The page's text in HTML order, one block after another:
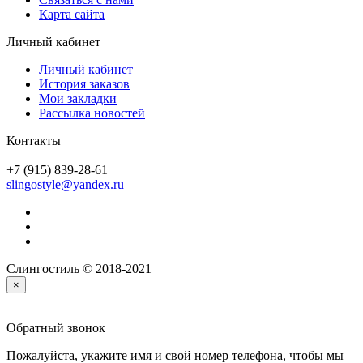
Карта сайта
Личный кабинет
Личный кабинет
История заказов
Мои закладки
Рассылка новостей
Контакты
+7 (915) 839-28-61
slingostyle@yandex.ru
Слингостиль © 2018-2021
×
Обратный звонок
Пожалуйста, укажите имя и свой номер телефона, чтобы мы